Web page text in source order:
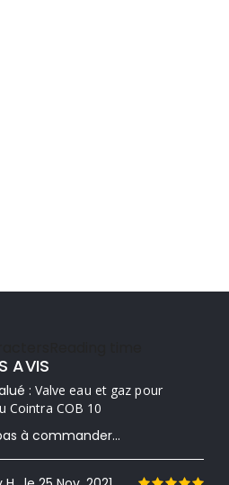
AVIS
: Valve eau et gaz pour
Cointra COB 10
à commander...